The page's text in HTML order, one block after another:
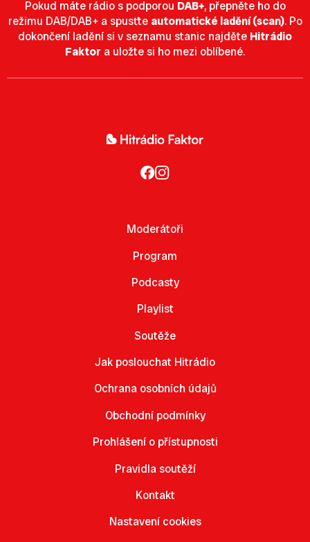
Pokud máte rádio s podporou DAB+, přepněte ho do
režimu DAB/DAB+ a spusťte automatické ladění (scan). Po
dokončení ladění si v seznamu stanic najděte Hitrádio
Faktor a uložte si ho mezi oblíbené.
Moderátoři
Program
Podcasty
Playlist
Soutěže
Jak poslouchat Hitrádio
Ochrana osobních údajů
Obchodní podmínky
Prohlášení o přístupnosti
Pravidla soutěží
Kontakt
Nastavení cookies